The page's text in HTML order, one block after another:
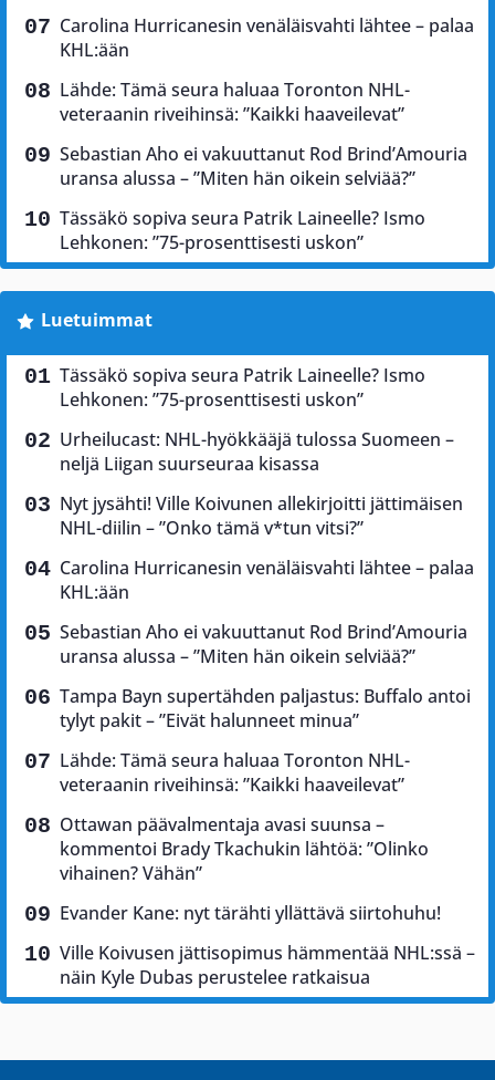
Carolina Hurricanesin venäläisvahti lähtee – palaa
KHL:ään
Lähde: Tämä seura haluaa Toronton NHL-
veteraanin riveihinsä: ”Kaikki haaveilevat”
Sebastian Aho ei vakuuttanut Rod Brind’Amouria
uransa alussa – ”Miten hän oikein selviää?”
Tässäkö sopiva seura Patrik Laineelle? Ismo
Lehkonen: ”75-prosenttisesti uskon”
Luetuimmat
Tässäkö sopiva seura Patrik Laineelle? Ismo
Lehkonen: ”75-prosenttisesti uskon”
Urheilucast: NHL-hyökkääjä tulossa Suomeen –
neljä Liigan suurseuraa kisassa
Nyt jysähti! Ville Koivunen allekirjoitti jättimäisen
NHL-diilin – ”Onko tämä v*tun vitsi?”
Carolina Hurricanesin venäläisvahti lähtee – palaa
KHL:ään
Sebastian Aho ei vakuuttanut Rod Brind’Amouria
uransa alussa – ”Miten hän oikein selviää?”
Tampa Bayn supertähden paljastus: Buffalo antoi
tylyt pakit – ”Eivät halunneet minua”
Lähde: Tämä seura haluaa Toronton NHL-
veteraanin riveihinsä: ”Kaikki haaveilevat”
Ottawan päävalmentaja avasi suunsa –
kommentoi Brady Tkachukin lähtöä: ”Olinko
vihainen? Vähän”
Evander Kane: nyt tärähti yllättävä siirtohuhu!
Ville Koivusen jättisopimus hämmentää NHL:ssä –
näin Kyle Dubas perustelee ratkaisua